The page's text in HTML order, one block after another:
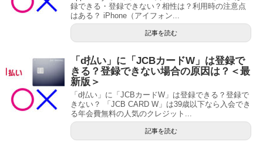
録できる・登録できない？相性は？利用時の注意点
はある？ iPhone（アイフォン...
記事を読む
「d払い」に「JCBカードW」は登録で
きる？登録できない場合の原因は？＜最
新版＞
「d払い」に「JCBカードW」は登録できる？登録で
きない？ 「JCB CARD W」は39歳以下なら入会でき
る年会費無料の人気のクレジット...
記事を読む